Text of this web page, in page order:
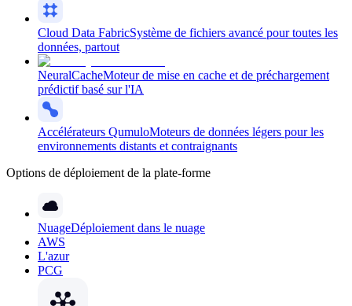
Cloud Data FabricSystème de fichiers avancé pour toutes les
données, partout
NeuralCacheMoteur de mise en cache et de préchargement
prédictif basé sur l'IA
Accélérateurs QumuloMoteurs de données légers pour les
environnements distants et contraignants
Options de déploiement de la plate-forme
NuageDéploiement dans le nuage
AWS
L'azur
PCG